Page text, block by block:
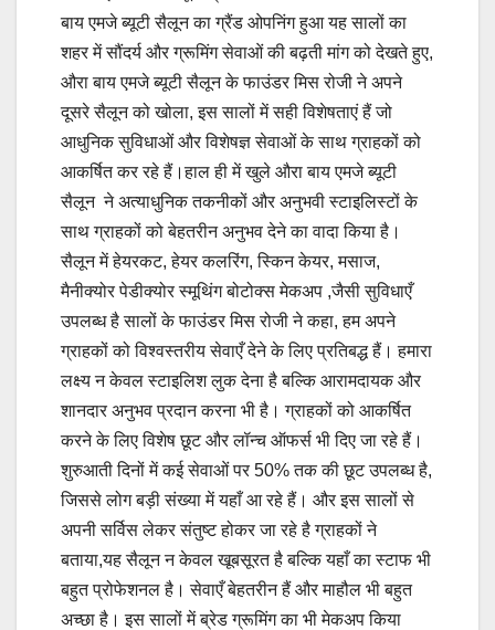
बाय एमजे ब्यूटी सैलून का ग्रैंड ओपनिंग हुआ यह सालों का
शहर में सौंदर्य और ग्रूमिंग सेवाओं की बढ़ती मांग को देखते हुए,
औरा बाय एमजे ब्यूटी सैलून के फाउंडर मिस रोजी ने अपने
दूसरे सैलून को खोला, इस सालों में सही विशेषताएं हैं जो
आधुनिक सुविधाओं और विशेषज्ञ सेवाओं के साथ ग्राहकों को
आकर्षित कर रहे हैं।हाल ही में खुले औरा बाय एमजे ब्यूटी
सैलून ने अत्याधुनिक तकनीकों और अनुभवी स्टाइलिस्टों के
साथ ग्राहकों को बेहतरीन अनुभव देने का वादा किया है।
सैलून में हेयरकट, हेयर कलरिंग, स्किन केयर, मसाज,
मैनीक्योर पेडीक्योर स्मूथिंग बोटोक्स मेकअप ,जैसी सुविधाएँ
उपलब्ध है सालों के फाउंडर मिस रोजी ने कहा, हम अपने
ग्राहकों को विश्वस्तरीय सेवाएँ देने के लिए प्रतिबद्ध हैं। हमारा
लक्ष्य न केवल स्टाइलिश लुक देना है बल्कि आरामदायक और
शानदार अनुभव प्रदान करना भी है। ग्राहकों को आकर्षित
करने के लिए विशेष छूट और लॉन्च ऑफर्स भी दिए जा रहे हैं।
शुरुआती दिनों में कई सेवाओं पर 50% तक की छूट उपलब्ध है,
जिससे लोग बड़ी संख्या में यहाँ आ रहे हैं। और इस सालों से
अपनी सर्विस लेकर संतुष्ट होकर जा रहे है ग्राहकों ने
बताया,यह सैलून न केवल खूबसूरत है बल्कि यहाँ का स्टाफ भी
बहुत प्रोफेशनल है। सेवाएँ बेहतरीन हैं और माहौल भी बहुत
अच्छा है। इस सालों में ब्रेड ग्रूमिंग का भी मेकअप किया